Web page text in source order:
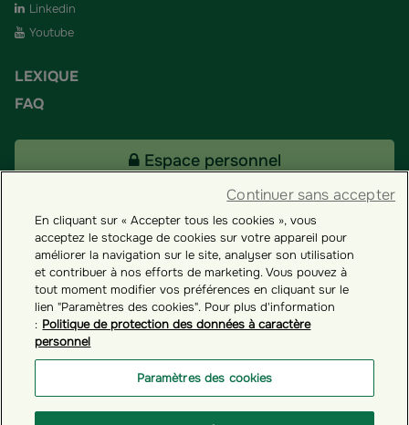
Linkedin
Youtube
LEXIQUE
FAQ
Espace personnel
Tous nos fonds
Contact
Groupama ES
Paramètres des cookies
En cliquant sur « Accepter tous les cookies », vous
acceptez le stockage de cookies sur votre appareil pour
améliorer la navigation sur le site, analyser son utilisation
et contribuer à nos efforts de marketing. Vous pouvez à
tout moment modifier vos préférences en cliquant sur le
lien "Paramètres des cookies". Pour plus d'information
: Politique de protection des données à caractère
personnel
Paramètres des cookies
Continuer sans accepter